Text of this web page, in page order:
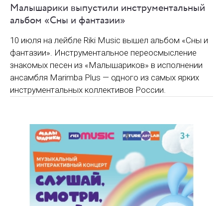
Малышарики выпустили инструментальный
альбом «Сны и фантазии»
10 июля на лейбле Riki Music вышел альбом «Сны и
фантазии». Инструментальное переосмысление
знакомых песен из «Малышариков» в исполнении
ансамбля Marimba Plus — одного из самых ярких
инструментальных коллективов России.